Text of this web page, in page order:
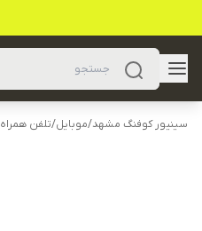
سینیور کوفنگ مشهد/موبایل/تلفن همراه